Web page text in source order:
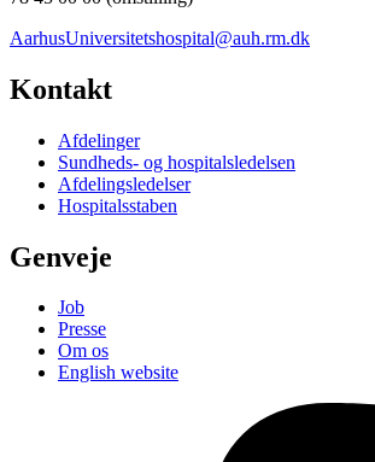
AarhusUniversitetshospital@auh.rm.dk
Kontakt
Afdelinger
Sundheds- og hospitalsledelsen
Afdelingsledelser
Hospitalsstaben
Genveje
Job
Presse
Om os
English website